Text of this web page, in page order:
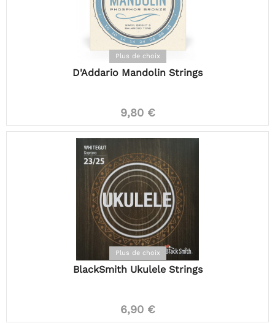
Plus de choix
D'Addario Mandolin Strings
9,80 €
Plus de choix
BlackSmith Ukulele Strings
6,90 €